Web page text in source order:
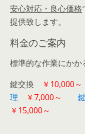
安心対応・良心価格
提供致します。
料金のご案内
標準的な作業にかか
鍵交換
￥10,000～
理
￥7,000～
￥15,000～